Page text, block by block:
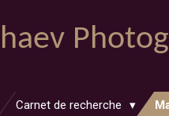
Carnet de recherche